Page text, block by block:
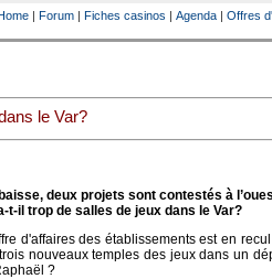
| Forum | Fiches casinos | Agenda | Offres
le Var?
deux projets sont contestés à
t-il trop de salles de jeux dans le Var?
d'affaires des établissements est en
nouveaux temples des jeux dans un
?